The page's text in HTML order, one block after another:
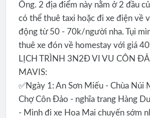
Ống. 2 địa điểm này nằm ở 2 đầu
có thể thuê taxi hoặc đi xe điện về
động từ 50 - 70k/người nha. Tụi
thuê xe đón về homestay với giá
LỊCH TRÌNH 3N2Đ VI VU CÔN
MAVIS:
✅Ngày 1: An Sơn Miếu - Chùa Núi
Chợ Côn Đảo - nghĩa trang Hàng
- Mình đi xe Hoa Mai chuyến sớm